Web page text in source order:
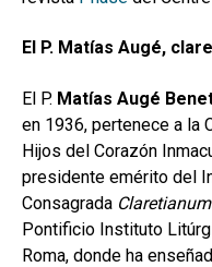
El P. Matías Augé,
El P. Matías Augé
en 1936, pertenece a la
Hijos del Corazón
presidente emérito del
Consagrada Claretianum
Pontificio Instituto
Roma, donde ha